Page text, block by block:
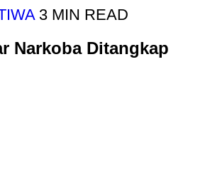
3 MIN READ
Narkoba Ditangkap